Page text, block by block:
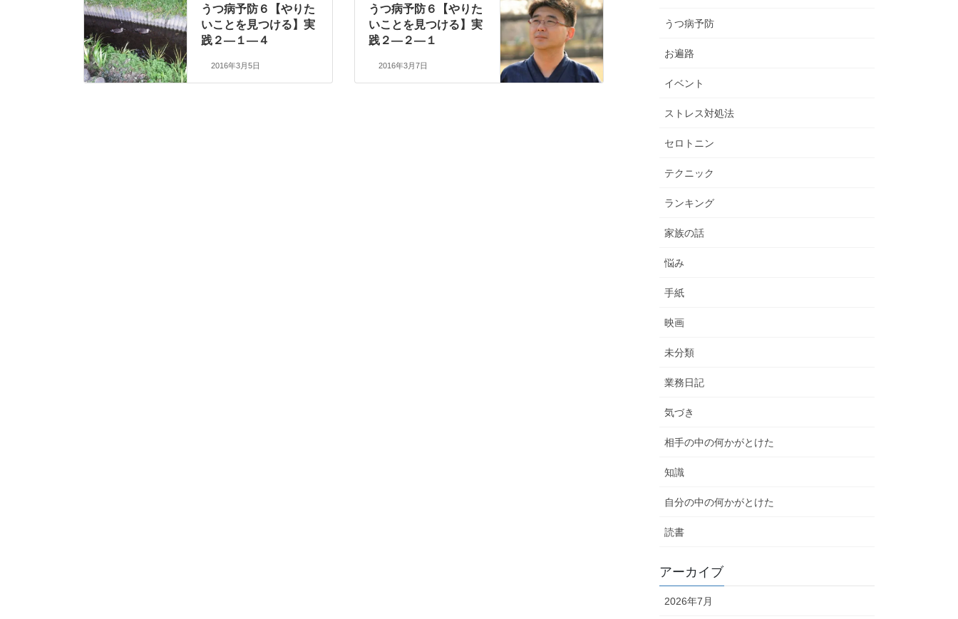
うつ病予防６【やりた
いことを見つける】実
践２―１―４
2016年3月5日
うつ病予防６【やりた
いことを見つける】実
践２―２―１
2016年3月7日
うつ病予防
お遍路
イベント
ストレス対処法
セロトニン
テクニック
ランキング
家族の話
悩み
手紙
映画
未分類
業務日記
気づき
相手の中の何かがとけた
知識
自分の中の何かがとけた
読書
アーカイブ
2026年7月